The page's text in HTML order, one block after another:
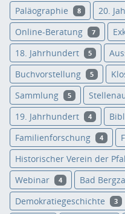
Paläographie 8 20.
Online-Beratung 7
18. Jahrhundert 5
Buchvorstellung 5
Sammlung 5
19. Jahrhundert 4
Familienforschung 4
Historischer Verein der
Webinar 4 Bad
Demokratiegeschichte 3